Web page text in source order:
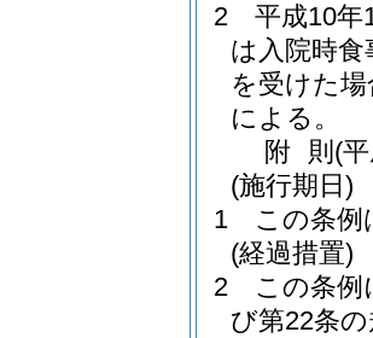
2
平成10年
は入院時
を受けた
による。
附 則 (
(施行期日)
1
この条例
(経過措置)
2
この条例
び第22条